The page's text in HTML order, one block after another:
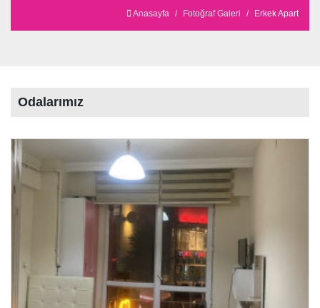
Anasayfa Fotoğraf Galeri Erkek Apart
Odalarımız